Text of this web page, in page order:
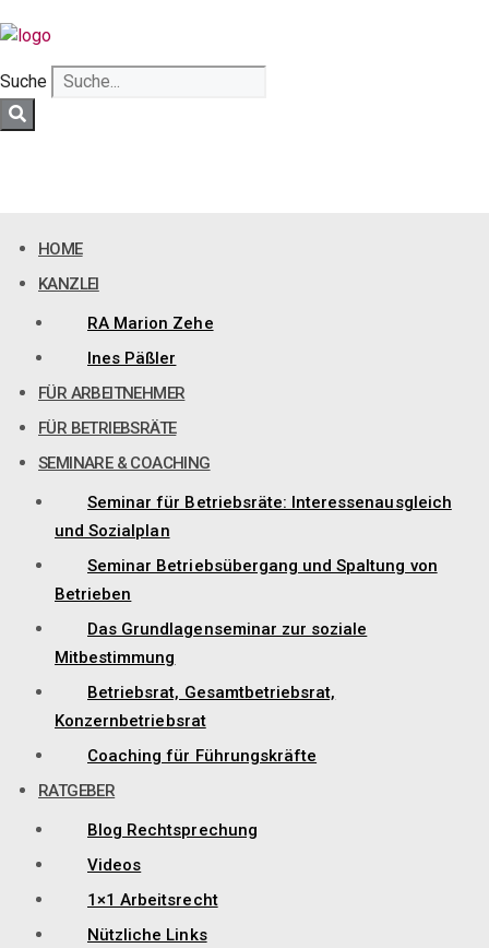
Inhalt
springen
Suche
HOME
KANZLEI
RA Marion Zehe
Ines Päßler
FÜR ARBEITNEHMER
FÜR BETRIEBSRÄTE
SEMINARE & COACHING
Seminar für Betriebsräte: Interessenausgleich
und Sozialplan
Seminar Betriebsübergang und Spaltung von
Betrieben
Das Grundlagenseminar zur soziale
Mitbestimmung
Betriebsrat, Gesamtbetriebsrat,
Konzernbetriebsrat
Coaching für Führungskräfte
RATGEBER
Blog Rechtsprechung
Videos
1×1 Arbeitsrecht
Nützliche Links